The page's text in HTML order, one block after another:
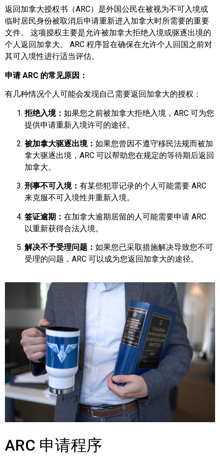
返回加拿大授权书（ARC）是外国公民在被视为不可入境或
临时居民身份被取消后申请重新进入加拿大时所需要的重要
文件。 这项授权主要是允许被加拿大拒绝入境或驱逐出境的
个人返回加拿大。 ARC 程序旨在确保在允许个人回国之前对
其可入境性进行适当评估。
申请 ARC 的常见原因：
有几种情况个人可能会发现自己需要返回加拿大的授权：
拒绝入境： 如果您之前被加拿大拒绝入境，ARC 可为您
提供申请重新入境许可的途径。
被加拿大驱逐出境： 如果您曾因不遵守移民法规而被加
拿大驱逐出境，ARC 可以帮助您在规定的等待期后返回
加拿大。
刑事不可入境： 有某些犯罪记录的个人可能需要 ARC
来克服不可入境性并重新入境。
签证逾期： 在加拿大逾期居留的人可能需要申请 ARC
以重新获得合法入境。
解决不予受理问题： 如果您已采取措施解决导致您不可
受理的问题，ARC 可以成为您返回加拿大的途径。
ARC 申请程序